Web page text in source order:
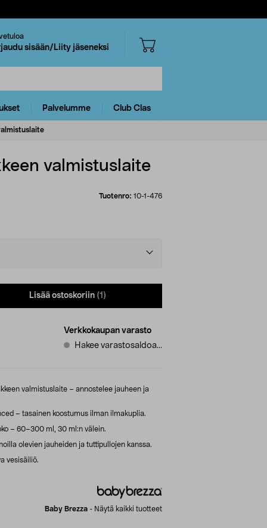
sisään/Liity jäseneksi
Palvelumme Club Clas
valmistuslaite
Tuotenro: 10-1-476
Lisää ostoskoriin (1)
Verkkokaupan varasto
Hakee varastosaldoa...
valmistuslaite – annostelee jauheen ja
– tasainen koostumus ilman ilmakuplia.
– 60–300 ml, 30 ml:n välein.
olevien jauheiden ja tuttipullojen kanssa.
vesisäiliö.
Baby Brezza - Näytä kaikki tuotteet